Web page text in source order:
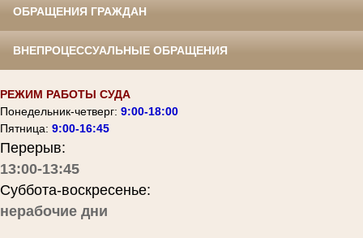
ОБРАЩЕНИЯ ГРАЖДАН
ВНЕПРОЦЕССУАЛЬНЫЕ ОБРАЩЕНИЯ
РЕЖИМ РАБОТЫ СУДА
Понедельник-четверг: 9:00-18:00
Пятница: 9:00-16:45
Перерыв:
13:00-13:45
Суббота-воскресенье:
нерабочие дни